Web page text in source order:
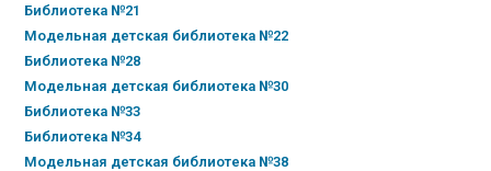
Библиотека №21
Модельная детская библиотека №22
Библиотека №28
Модельная детская библиотека №30
Библиотека №33
Библиотека №34
Модельная детская библиотека №38